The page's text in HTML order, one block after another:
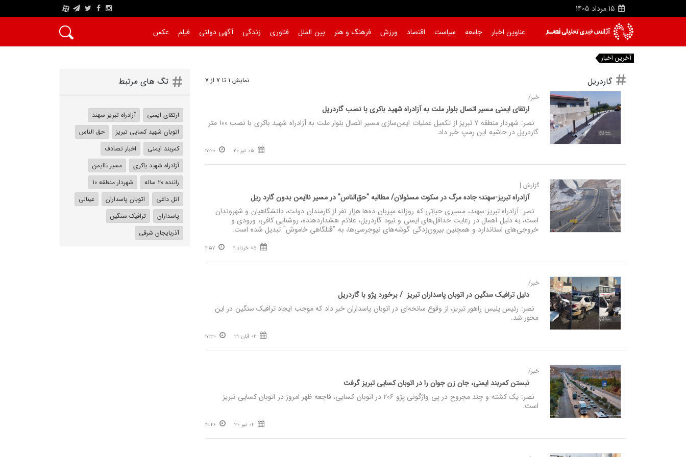
15 مرداد 1405
A
عناوین اخبار جامعه سیاست اقتصاد ورزش فرهنگ و هنر بین الملل فناوری زندگی آگهی دولتی فیلم عکس
آخرین اخبار
گاردریل
نمایش 1 تا 7 از 7
خبر/
ارتقای ایمنی مسیر اتصال بلوار ملت به آزادراه شهید باکری با نصب گاردریل
نصر: شهردار منطقه ۷ تبریز از تکمیل عملیات ایمن‌سازی مسیر اتصال بلوار ملت به آزادراه شهید باکری با نصب ۱۰۰ متر
گاردریل در حاشیه این رمپ خبر داد.
05 تیر 20 17:20
گزارش |
آزادراه تبریز-سهند؛ جاده مرگ در سکوت مسئولان/ مطالبه "حق‌الناس" در مسیر ناایمن بدون گارد ریل
نصر: آزادراه تبریز-سهند، مسیری حیاتی که روزانه میزبان ده‌ها هزار نفر از کارمندان دولت، دانشگاهیان و شهروندان
است، به دلیل اهمال در رعایت حداقل‌های ایمنی و نبود گاردریل، علائم هشداردهنده، روشنایی کافی، ورودی و
خروجی‌های استاندارد و همچنین بیرون‌زدگی گوشه‌های نیوجرسی‌ها، به "قتلگاهی خاموش" تبدیل شده است.
05 خرداد 11 11:57
خبر/
دلیل ترافیک سنگین در اتوبان پاسداران تبریز / برخورد پژو با گاردریل
نصر: رئیس پلیس راهور تبریز، از وقوع سانحه‌ای در اتوبان پاسداران خبر داد که موجب ایجاد ترافیک سنگین در این
محور شد.
04 آبان 29 17:30
خبر/
نبستن کمربند ایمنی، جان زن جوان را در اتوبان کسایی تبریز گرفت
نصر: یک کشته و چند مجروح در پی واژگونی پژو ۲۰۶ در اتوبان کسایی، فاجعه ظهر امروز در اتوبان کسایی تبریز
است.
04 تیر 30 13:46
تگ های مرتبط
ارتقای ایمنی
آزادراه تبریز سهند
اتوبان شهید کسایی تبریز
حق الناس
کمربند ایمنی
اخبار تصادف
آزادراه شهید باکری
مسیر ناایمن
راننده ۲۰ ساله
شهردار منطقه 10
ائل داغی
اتوبان پاسداران
عینالی
پاسداران
ترافیک سنگین
آذربایجان شرقی